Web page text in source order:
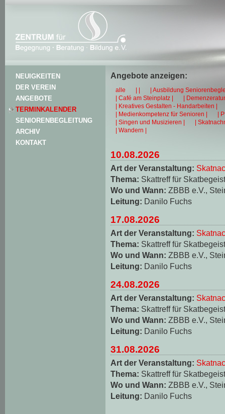
NEUIGKEITEN
DER VEREIN
ANGEBOTE
TERMINKALENDER
SENIORENBEGLEITUNG
ARCHIV
KONTAKT
Angebote anzeigen:
alle | |
| Ausbildung
| Café am Steinplatz |
|
| Kreatives Gestalten - Handarbeiten |
| Medienkompetenz für Senioren |
|
| Singen und Musizieren |
|
| Wandern |
10.08.2026
Art der Veranstaltung:
Thema: Skattreff für
Wo und Wann: ZBBB e.V.,
Leitung: Danilo Fuchs
17.08.2026
Art der Veranstaltung:
Thema: Skattreff für
Wo und Wann: ZBBB e.V.,
Leitung: Danilo Fuchs
24.08.2026
Art der Veranstaltung:
Thema: Skattreff für
Wo und Wann: ZBBB e.V.,
Leitung: Danilo Fuchs
31.08.2026
Art der Veranstaltung:
Thema: Skattreff für
Wo und Wann: ZBBB e.V.,
Leitung: Danilo Fuchs